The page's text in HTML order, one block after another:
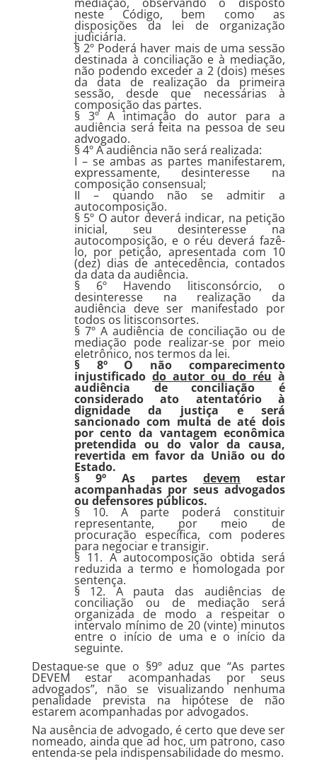
neste Código, bem como as
disposições da lei de organização
judiciária.
§ 2º Poderá haver mais de uma sessão
destinada à conciliação e à mediação,
não podendo exceder a 2 (dois) meses
da data de realização da primeira
sessão, desde que necessárias à
composição das partes.
§ 3º A intimação do autor para a
audiência será feita na pessoa de seu
advogado.
§ 4º A audiência não será realizada:
I – se ambas as partes manifestarem,
expressamente, desinteresse na
composição consensual;
II – quando não se admitir a
autocomposição.
§ 5º O autor deverá indicar, na petição
inicial, seu desinteresse na
autocomposição, e o réu deverá fazê-
lo, por petição, apresentada com 10
(dez) dias de antecedência, contados
da data da audiência.
§ 6º Havendo litisconsórcio, o
desinteresse na realização da
audiência deve ser manifestado por
todos os litisconsortes.
§ 7º A audiência de conciliação ou de
mediação pode realizar-se por meio
eletrônico, nos termos da lei.
§ 8º O não comparecimento
injustificado do autor ou do réu à
audiência de conciliação é
considerado ato atentatório à
dignidade da justiça e será
sancionado com multa de até dois
por cento da vantagem econômica
pretendida ou do valor da causa,
revertida em favor da União ou do
Estado.
§ 9º As partes devem estar
acompanhadas por seus advogados
ou defensores públicos.
§ 10. A parte poderá constituir
representante, por meio de
procuração específica, com poderes
para negociar e transigir.
§ 11. A autocomposição obtida será
reduzida a termo e homologada por
sentença.
§ 12. A pauta das audiências de
conciliação ou de mediação será
organizada de modo a respeitar o
intervalo mínimo de 20 (vinte) minutos
entre o início de uma e o início da
seguinte.
Destaque-se que o §9º aduz que “As partes
DEVEM estar acompanhadas por seus
advogados”, não se visualizando nenhuma
penalidade prevista na hipótese de não
estarem acompanhadas por advogados.
Na ausência de advogado, é certo que deve ser
nomeado, ainda que ad hoc, um patrono, caso
entenda-se pela indispensabilidade do mesmo.